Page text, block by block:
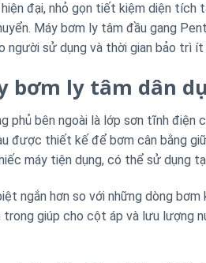
đại, nhỏ gọn tiết kiệm diện tích
Máy bơm ly tâm đầu gang
người sử dụng và thời gian bảo trì
bơm ly tâm dân
phủ bên ngoài là lớp sơn tĩnh điện
được thiết kế để bơm cân bằng
máy tiện dụng, có thể sử dụng
ngắn hơn so với những dòng
giúp cho cột áp và lưu lượng